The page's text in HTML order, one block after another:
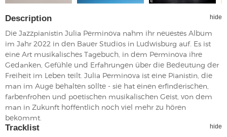
Description hide
Die Jazzpianistin Julia Perminova nahm ihr neuestes Album
im Jahr 2022 in den Bauer Studios in Ludwisburg auf. Es ist
eine Art musikalisches Tagebuch, in dem Perminova ihre
Gedanken, Gefühle und Erfahrungen über die Bedeutung der
Freiheit im Leben teilt. Julia Perminova ist eine Pianistin, die
man im Auge behalten sollte - sie hat einen erfinderischen,
farbenfrohen und poetischen musikalischen Geist, von dem
man in Zukunft hoffentlich noch viel mehr zu hören
bekommt.
Tracklist hide